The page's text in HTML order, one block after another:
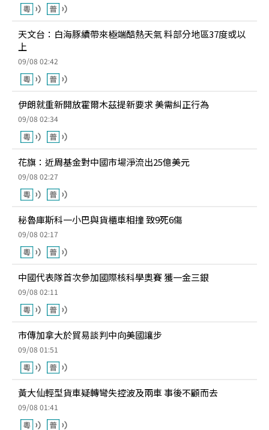
天文台：白海豚續帶來極端酷熱天氣 料部分地區37度或以
上
09/08 02:42
伊朗就重新開放霍爾木茲提新要求 美需糾正行為
09/08 02:34
花旗：近周基金對中國市場淨流出25億美元
09/08 02:27
秘魯庫斯科一小巴與貨櫃車相撞 致9死6傷
09/08 02:17
中國代表隊首次參加國際核科學奧賽 獲一金三銀
09/08 02:11
市傳加拿大於貿易談判中向美國讓步
09/08 01:51
黃大仙輕型貨車疑轉彎失控波及兩車 事後不顧而去
09/08 01:41